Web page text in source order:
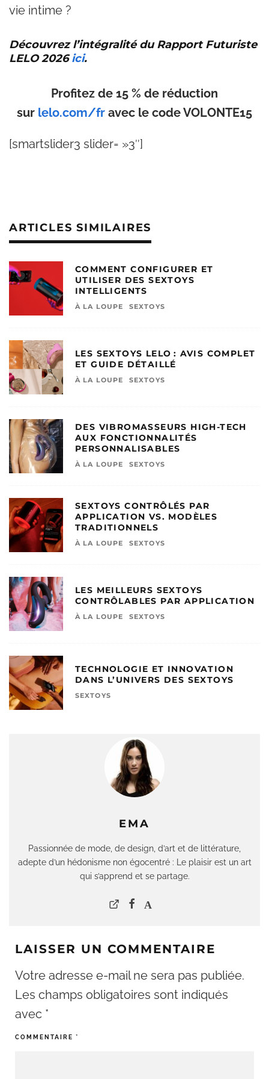
vie intime ?
Découvrez l’intégralité du Rapport Futuriste
LELO 2026ici.
Profitez de 15 % de réduction
sur lelo.com/fr avec le code VOLONTE15
[smartslider3 slider= »3″]
EMA
Passionnée de mode, de design, d’art et de littérature,
adepte d’un hédonisme non égocentré : Le plaisir est un art
qui s’apprend et se partage.
ARTICLES SIMILAIRES
COMMENT CONFIGURER ET
UTILISER DES SEXTOYS
INTELLIGENTS
À LA LOUPE SEXTOYS
LES SEXTOYS LELO : AVIS COMPLET
ET GUIDE DÉTAILLÉ
À LA LOUPE SEXTOYS
DES VIBROMASSEURS HIGH-TECH
AUX FONCTIONNALITÉS
PERSONNALISABLES
À LA LOUPE SEXTOYS
SEXTOYS CONTRÔLÉS PAR
APPLICATION VS. MODÈLES
TRADITIONNELS
À LA LOUPE SEXTOYS
LES MEILLEURS SEXTOYS
CONTRÔLABLES PAR APPLICATION
À LA LOUPE SEXTOYS
TECHNOLOGIE ET INNOVATION
DANS L’UNIVERS DES SEXTOYS
SEXTOYS
LAISSER UN COMMENTAIRE
Votre adresse e-mail ne sera pas publiée.
Les champs obligatoires sont indiqués
avec *
COMMENTAIRE *